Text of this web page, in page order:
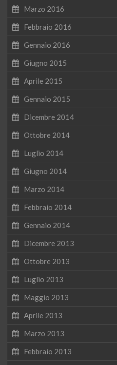
Marzo 2016
Febbraio 2016
Gennaio 2016
Giugno 2015
Aprile 2015
Gennaio 2015
Dicembre 2014
Ottobre 2014
Luglio 2014
Giugno 2014
Marzo 2014
Febbraio 2014
Gennaio 2014
Dicembre 2013
Ottobre 2013
Luglio 2013
Maggio 2013
Aprile 2013
Marzo 2013
Febbraio 2013